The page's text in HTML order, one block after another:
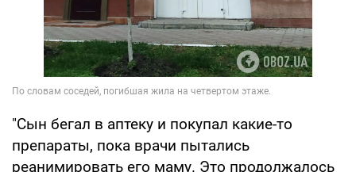
"Сын бегал в аптеку и покупал какие-то
препараты, пока врачи пытались
реанимировать его маму. Это продолжалось